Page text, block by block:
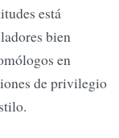
está
bien
en
de privilegio